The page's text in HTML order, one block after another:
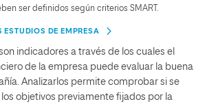
ser definidos según criterios SMART.
ESTUDIOS DE EMPRESA
indicadores a través de los cuales el
de la empresa puede evaluar la buena
Analizarlos permite comprobar si se
objetivos previamente fijados por la